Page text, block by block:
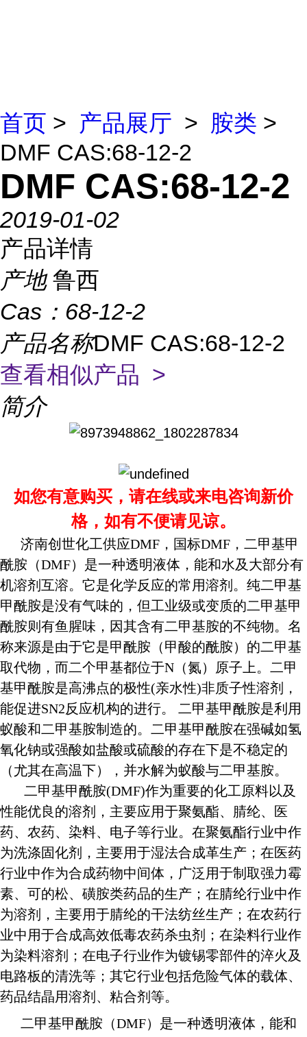
首页 > 产品展厅 > 胺类 >
DMF CAS:68-12-2
DMF CAS:68-12-2
2019-01-02
产品详情
产地 鲁西
Cas： 68-12-2
产品名称DMF CAS:68-12-2
查看相似产品 >
简介
如您有意购买，请在线或来电咨询新价
格，如有不便请见谅。
济南创世化工供应DMF，国标DMF，二甲基甲
酰胺（DMF）是一种透明液体，能和水及大部分有
机溶剂互溶。它是化学反应的常用溶剂。纯二甲基
甲酰胺是没有气味的，但工业级或变质的二甲基甲
酰胺则有鱼腥味，因其含有二甲基胺的不纯物。名
称来源是由于它是甲酰胺（甲酸的酰胺）的二甲基
取代物，而二个甲基都位于N（氮）原子上。二甲
基甲酰胺是高沸点的极性(亲水性)非质子性溶剂，
能促进SN2反应机构的进行。 二甲基甲酰胺是利用
蚁酸和二甲基胺制造的。二甲基甲酰胺在强碱如氢
氧化钠或强酸如盐酸或硫酸的存在下是不稳定的
（尤其在高温下），并水解为蚁酸与二甲基胺。
二甲基甲酰胺(DMF)作为重要的化工原料以及
性能优良的溶剂，主要应用于聚氨酯、腈纶、医
药、农药、染料、电子等行业。在聚氨酯行业中作
为洗涤固化剂，主要用于湿法合成革生产；在医药
行业中作为合成药物中间体，广泛用于制取强力霉
素、可的松、磺胺类药品的生产；在腈纶行业中作
为溶剂，主要用于腈纶的干法纺丝生产；在农药行
业中用于合成高效低毒农药杀虫剂；在染料行业作
为染料溶剂；在电子行业作为镀锡零部件的淬火及
电路板的清洗等；其它行业包括危险气体的载体、
药品结晶用溶剂、粘合剂等。
二甲基甲酰胺（DMF）是一种透明液体，能和